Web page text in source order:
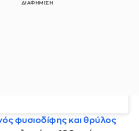
φυσιοδίφης και θρύλος